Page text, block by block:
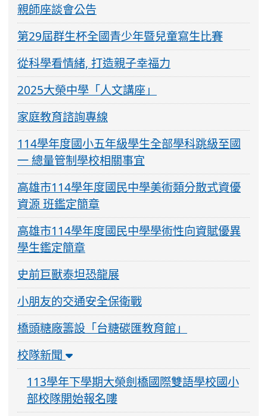
親師座談會公告
第29屆群生杯全國青少年暨兒童寫生比賽
從科學看情緒, 打造親子幸福力
2025大榮中學「人文講座」
家庭教育諮詢專線
114學年度國小五年級學生全部學科跳級至國
一 總量管制學校相關事宜
高雄市114學年度國民中學美術類分散式資優
資源 班鑑定簡章
高雄市114學年度國民中學學術性向資賦優異
學生鑑定簡章
史前巨獸泰坦恐龍展
小朋友的交通安全保衛戰
橋頭糖廠籌設「台糖碳匯教育館」
校隊新聞
113學年下學期大榮劍橋國際雙語學校國小
部校隊開始報名嘍